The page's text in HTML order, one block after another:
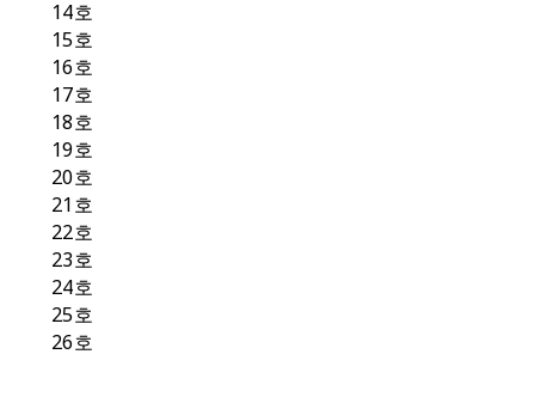
14호
15호
16호
17호
18호
19호
20호
21호
22호
23호
24호
25호
26호